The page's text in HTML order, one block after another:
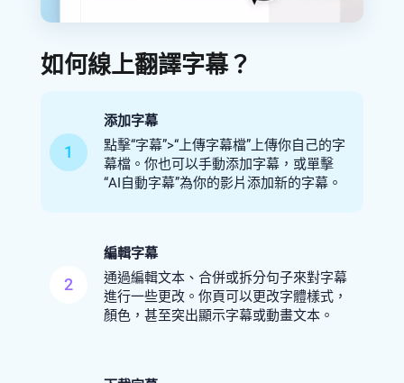
如何線上翻譯字幕？
1
添加字幕
點擊“字幕”>“上傳字幕檔”上傳你自己的字
幕檔。你也可以手動添加字幕，或單擊
“AI自動字幕”為你的影片添加新的字幕。
2
編輯字幕
通過編輯文本、合併或拆分句子來對字幕
進行一些更改。你頁可以更改字體樣式，
顏色，甚至突出顯示字幕或動畫文本。